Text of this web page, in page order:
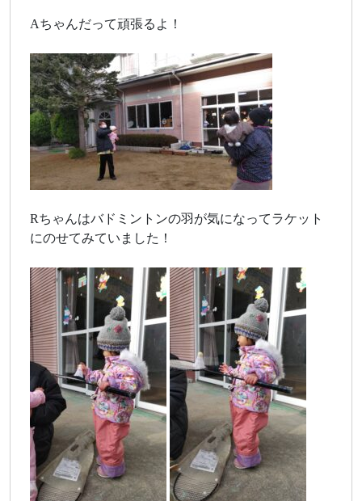
Aちゃんだって頑張るよ！
Rちゃんはバドミントンの羽が気になってラケット
にのせてみていました！